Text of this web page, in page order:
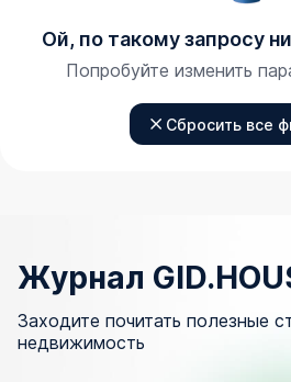
Ой, по такому запросу
Попробуйте изменить
Сбросить все
Журнал
Заходите почитать полезные
недвижимость